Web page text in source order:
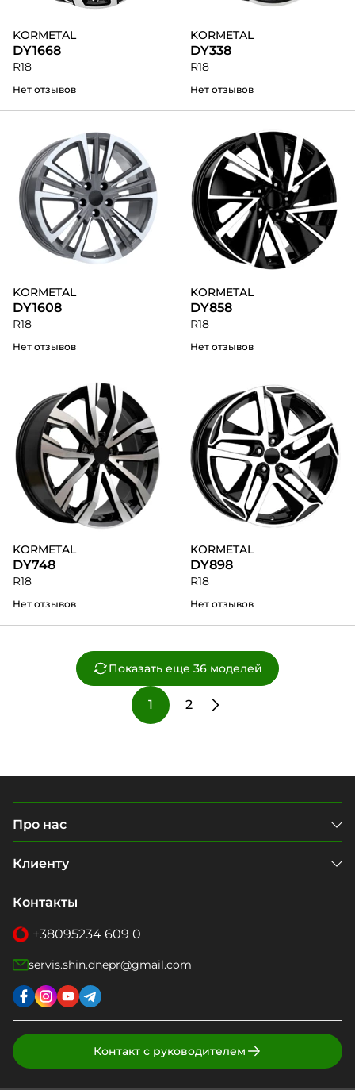
KORMETAL
DY1668
R18
Нет отзывов
KORMETAL
DY338
R18
Нет отзывов
KORMETAL
DY1608
R18
Нет отзывов
KORMETAL
DY858
R18
Нет отзывов
KORMETAL
DY748
R18
Нет отзывов
KORMETAL
DY898
R18
Нет отзывов
Показать еще 36 моделей
1 2
Про нас
Клиенту
Контакты
+38095234 609 0
servis.shin.dnepr@gmail.com
Контакт с руководителем